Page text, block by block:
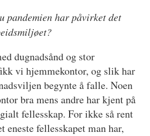
pandemien har påvirket det
dugnadsånd og stor
vi hjemmekontor, og slik har
begynte å falle. Noen
bra mens andre har kjent på
fellesskap. For ikke så rent
eneste fellesskapet man har,